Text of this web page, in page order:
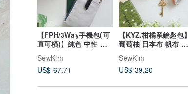
【FPH/3Way手機包(可
直可橫)】純色 中性 灰
SewKim
US$ 67.71
【KYZ/柑橘系鑰匙包】
葡萄柚 日本布 帆布 法
SewKim
US$ 39.20